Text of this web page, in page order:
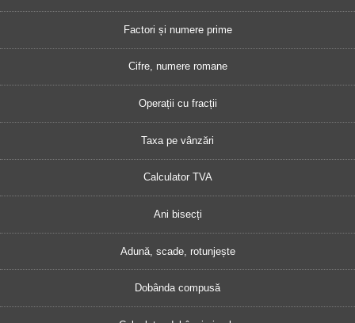
Factori și numere prime
Cifre, numere romane
Operații cu fracții
Taxa pe vânzări
Calculator TVA
Ani bisecți
Adună, scade, rotunjește
Dobânda compusă